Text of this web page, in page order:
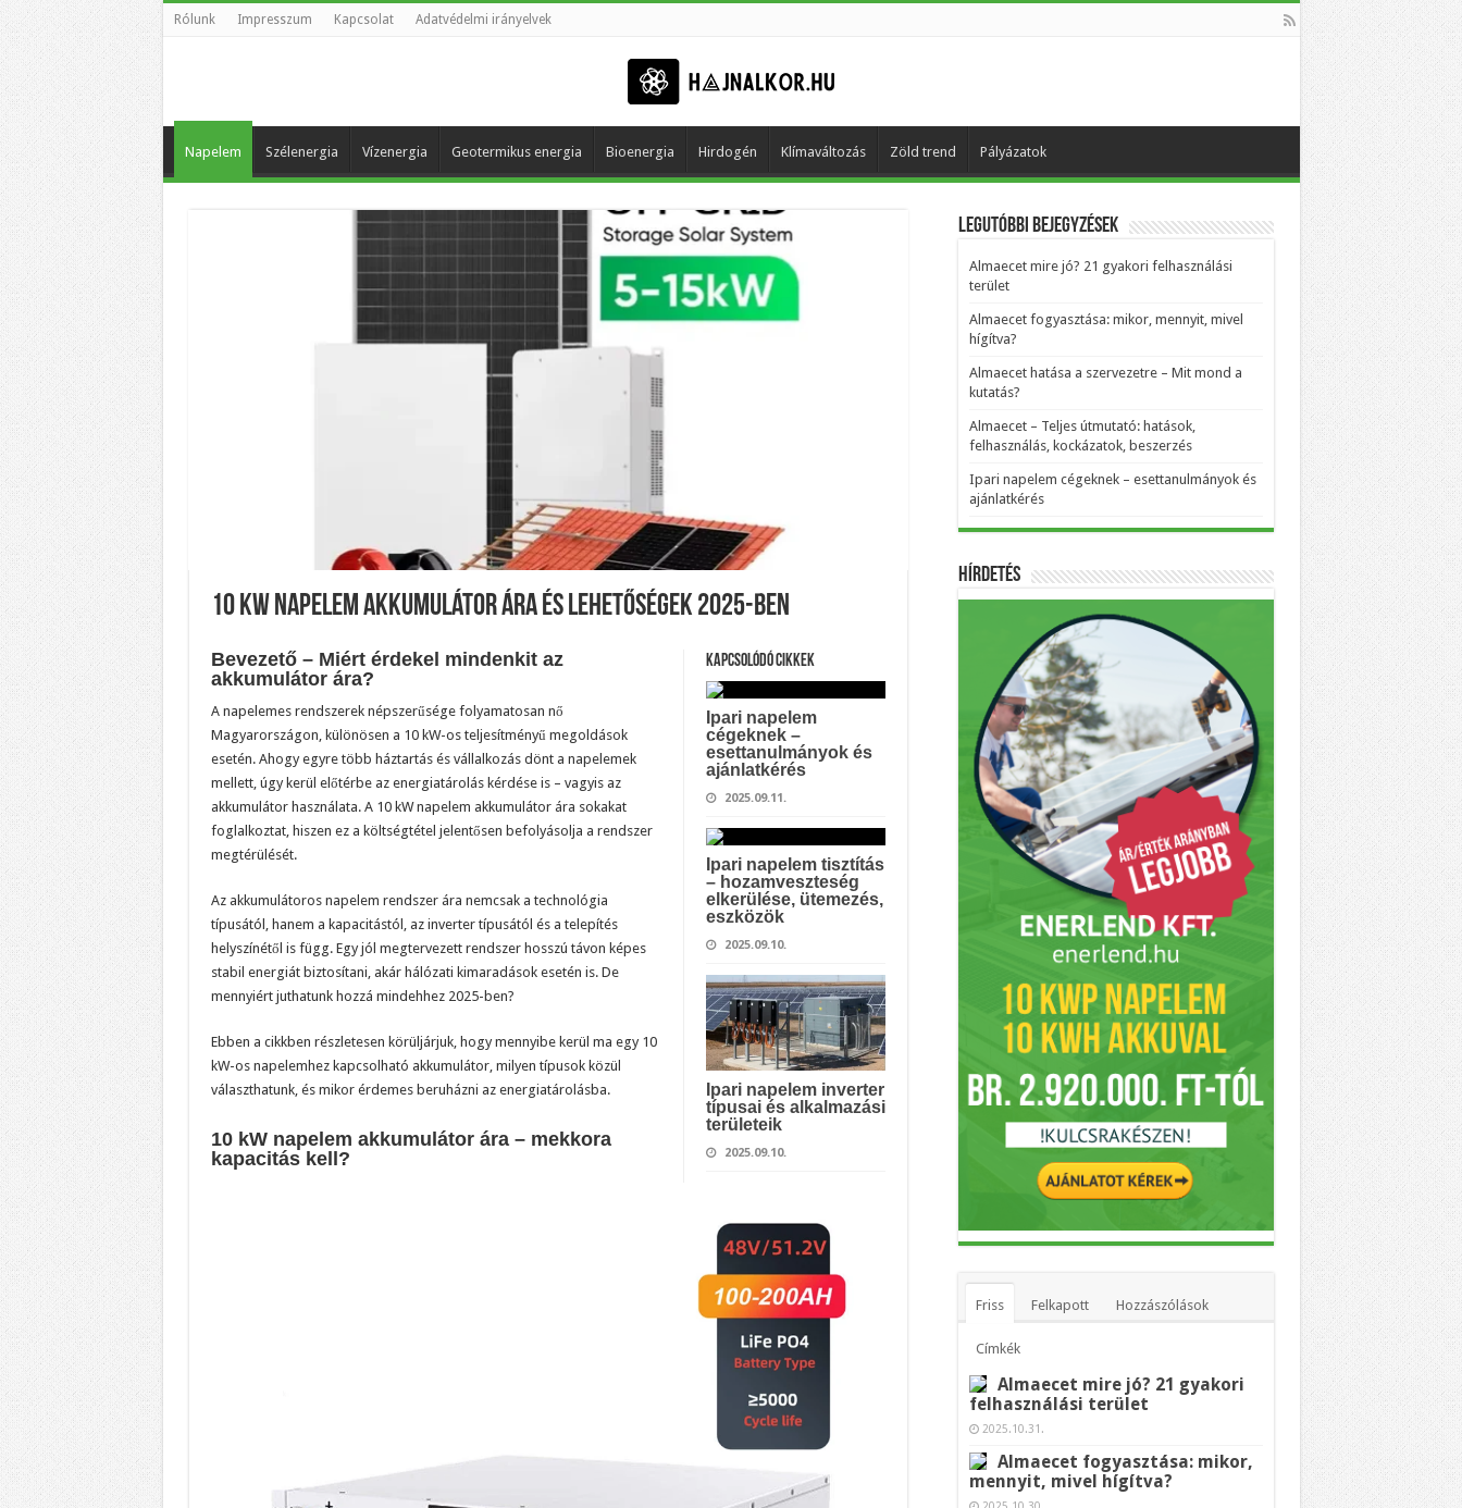
Rólunk Impresszum Kapcsolat Adatvédelmi irányelvek
Napelem Szélenergia Vízenergia Geotermikus energia Bioenergia Hirdogén Klímaváltozás Zöld trend Pályázatok
10 kW napelem akkumulátor ára és lehetőségek 2025-ben
Kapcsolódó cikkek
Ipari napelem
cégeknek –
esettanulmányok és
ajánlatkérés
2025.09.11.
Ipari napelem tisztítás
– hozamveszteség
elkerülése, ütemezés,
eszközök
2025.09.10.
Ipari napelem inverter
típusai és alkalmazási
területeik
2025.09.10.
Bevezető – Miért érdekel mindenkit az
akkumulátor ára?
A napelemes rendszerek népszerűsége folyamatosan nő
Magyarországon, különösen a 10 kW-os teljesítményű megoldások
esetén. Ahogy egyre több háztartás és vállalkozás dönt a napelemek
mellett, úgy kerül előtérbe az energiatárolás kérdése is – vagyis az
akkumulátor használata. A 10 kW napelem akkumulátor ára sokakat
foglalkoztat, hiszen ez a költségtétel jelentősen befolyásolja a rendszer
megtérülését.
Az akkumulátoros napelem rendszer ára nemcsak a technológia
típusától, hanem a kapacitástól, az inverter típusától és a telepítés
helyszínétől is függ. Egy jól megtervezett rendszer hosszú távon képes
stabil energiát biztosítani, akár hálózati kimaradások esetén is. De
mennyiért juthatunk hozzá mindehhez 2025-ben?
Ebben a cikkben részletesen körüljárjuk, hogy mennyibe kerül ma egy 10
kW-os napelemhez kapcsolható akkumulátor, milyen típusok közül
választhatunk, és mikor érdemes beruházni az energiatárolásba.
10 kW napelem akkumulátor ára – mekkora
kapacitás kell?
Legutóbbi bejegyzések
Almaecet mire jó? 21 gyakori felhasználási
terület
Almaecet fogyasztása: mikor, mennyit, mivel
hígítva?
Almaecet hatása a szervezetre – Mit mond a
kutatás?
Almaecet – Teljes útmutató: hatások,
felhasználás, kockázatok, beszerzés
Ipari napelem cégeknek – esettanulmányok és
ajánlatkérés
Hírdetés
Friss Felkapott Hozzászólások
Címkék
Almaecet mire jó? 21 gyakori
felhasználási terület
2025.10.31.
Almaecet fogyasztása: mikor,
mennyit, mivel hígítva?